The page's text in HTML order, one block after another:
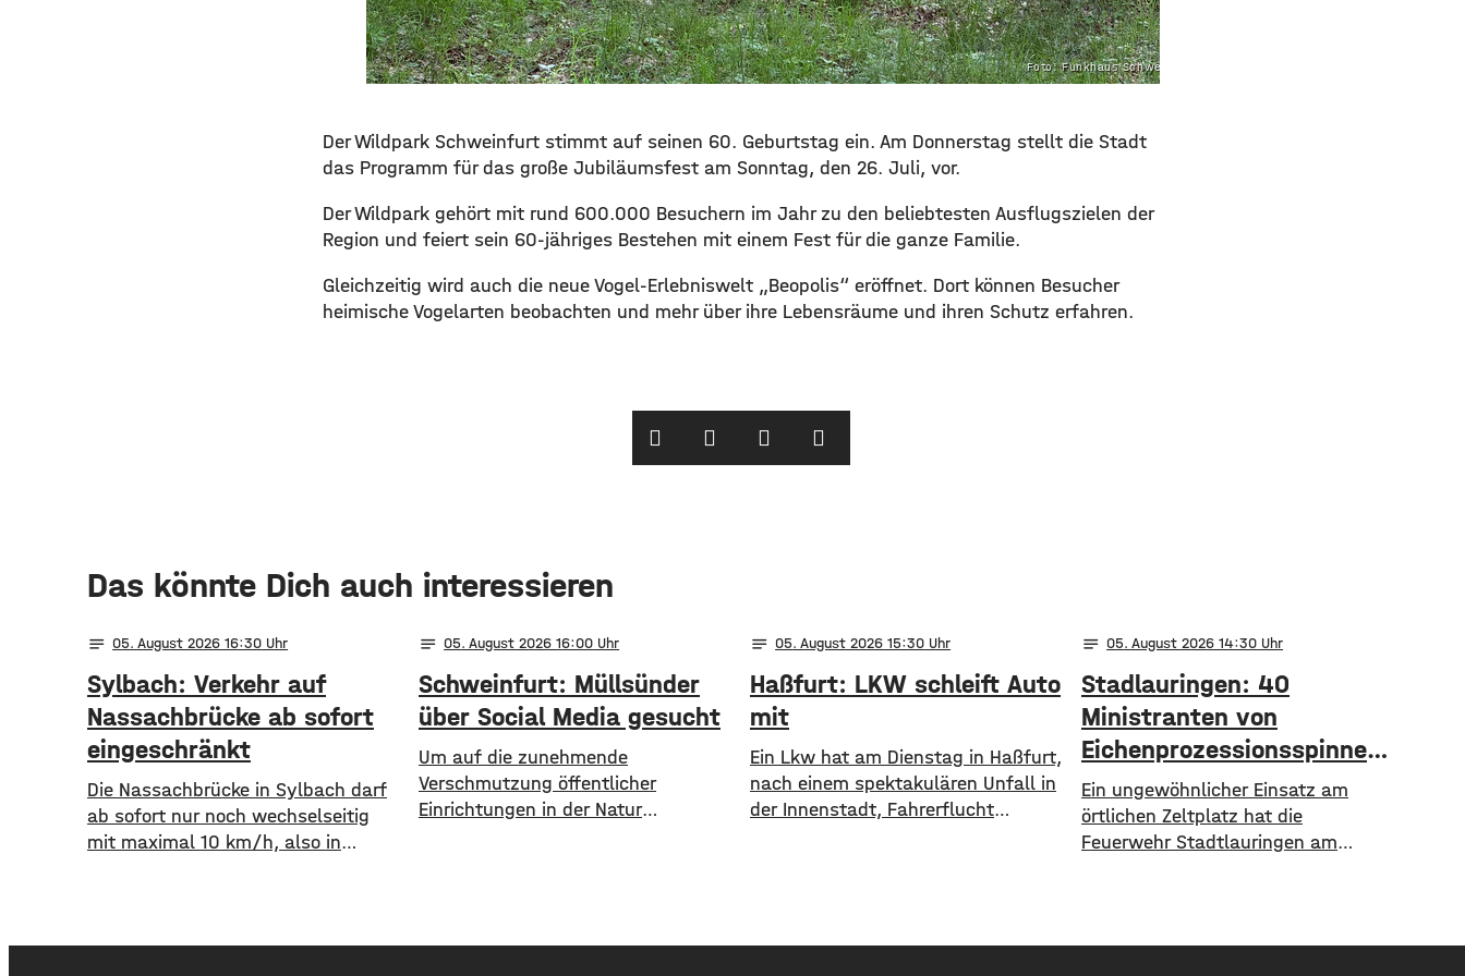
Foto: Funkhaus Schweinfurt
Der Wildpark Schweinfurt stimmt auf seinen 60. Geburtstag ein. Am Donnerstag stellt die Stadt
das Programm für das große Jubiläumsfest am Sonntag, den 26. Juli, vor.
Der Wildpark gehört mit rund 600.000 Besuchern im Jahr zu den beliebtesten Ausflugszielen der
Region und feiert sein 60-jähriges Bestehen mit einem Fest für die ganze Familie.
Gleichzeitig wird auch die neue Vogel-Erlebniswelt „Beopolis“ eröffnet. Dort können Besucher
heimische Vogelarten beobachten und mehr über ihre Lebensräume und ihren Schutz erfahren.
Das könnte Dich auch interessieren
notes 05. August 2026 16:30
Sylbach: Verkehr auf
Nassachbrücke ab sofort
eingeschränkt
Die Nassachbrücke in Sylbach darf
ab sofort nur noch wechselseitig
mit maximal 10 km/h, also in
Landratsamt am
notes 05. August 2026 16:00
Schweinfurt: Müllsünder
über Social Media gesucht
Um auf die zunehmende
Verschmutzung öffentlicher
Einrichtungen in der Natur
zahlreichen Bildern die
notes 05. August 2026 15:30
Haßfurt: LKW schleift Auto
mit
Ein Lkw hat am Dienstag in Haßfurt,
nach einem spektakulären Unfall in
der Innenstadt, Fahrerflucht
das Auto mehrere Meter mit und
notes 05. August 2026 14:30
Stadlauringen: 40
Ministranten von
Eichenprozessionsspinnern
verletzt
Ein ungewöhnlicher Einsatz am
örtlichen Zeltplatz hat die
Feuerwehr Stadtlauringen am
Kletterwald mit den Brennhaaren